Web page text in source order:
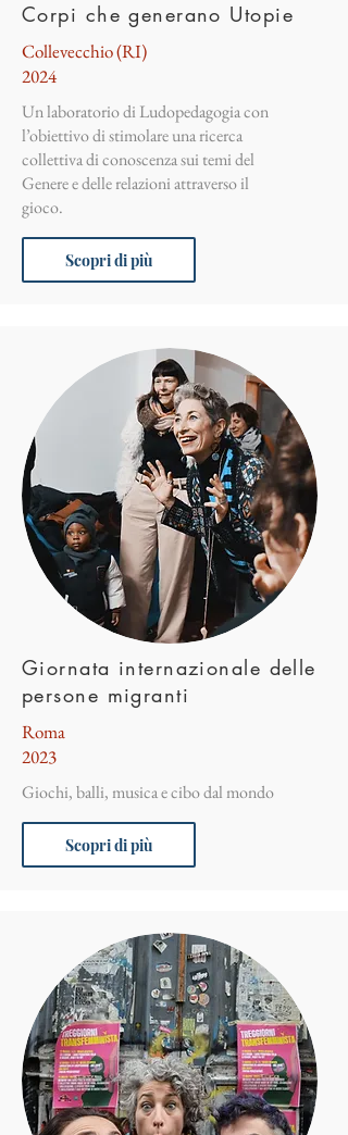
Corpi che generano Utopie
Collevecchio (RI)
2024
Un laboratorio di Ludopedagogia con
l’obiettivo di stimolare una ricerca
collettiva di conoscenza sui temi del
Genere e delle relazioni attraverso il
gioco.
Scopri di più
Giornata internazionale delle
persone migranti
Roma
2023
Giochi, balli, musica e cibo dal mondo
Scopri di più